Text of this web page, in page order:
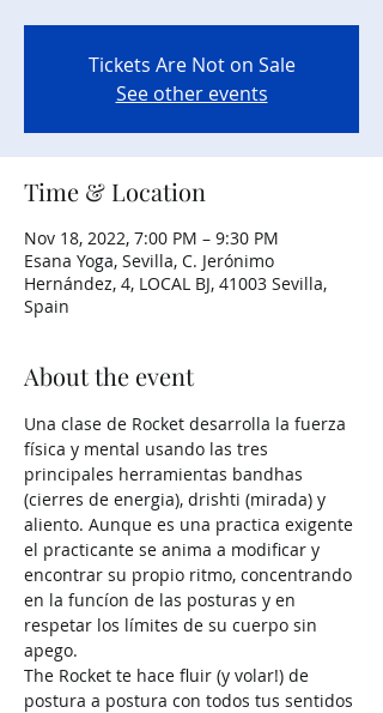
Tickets Are Not on Sale
See other events
Time & Location
Nov 18, 2022, 7:00 PM – 9:30 PM
Esana Yoga, Sevilla, C. Jerónimo
Hernández, 4, LOCAL BJ, 41003 Sevilla,
Spain
About the event
Una clase de Rocket desarrolla la fuerza
física y mental usando las tres
principales herramientas bandhas
(cierres de energia), drishti (mirada) y
aliento. Aunque es una practica exigente
el practicante se anima a modificar y
encontrar su propio ritmo, concentrando
en la funcíon de las posturas y en
respetar los límites de su cuerpo sin
apego.
The Rocket te hace fluir (y volar!) de
postura a postura con todos tus sentidos